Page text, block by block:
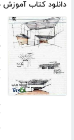
دانلود کتاب